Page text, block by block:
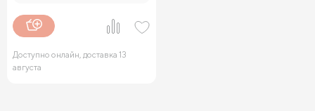
Доступно онлайн, доставка 13
августа